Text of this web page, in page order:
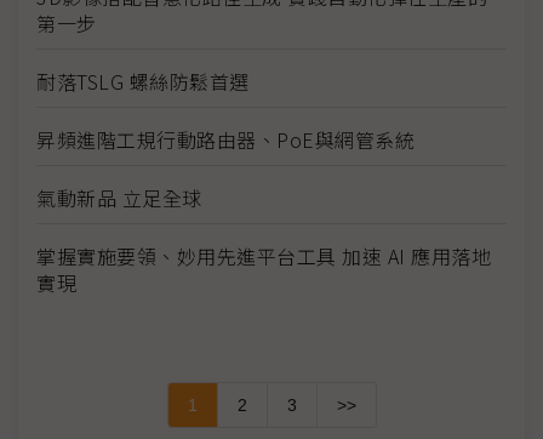
第一步
耐落TSLG 螺絲防鬆首選
昇頻進階工規行動路由器、PoE與網管系統
氣動新品 立足全球
掌握實施要領、妙用先進平台工具 加速 AI 應用落地
實現
1 2 3 >>